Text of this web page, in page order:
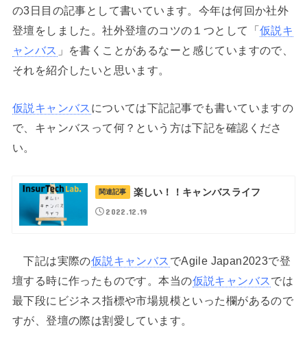
の3日目の記事として書いています。今年は何回か社外
登壇をしました。社外登壇のコツの１つとして「仮説キ
ャンバス 」を書くことがあるなーと感じていますので、
それを紹介したいと思います。
仮説キャンバス については下記記事でも書いていますの
で、キャンバスって何？という方は下記を確認くださ
い。
関連記事 楽しい！！キャンバスライフ
2022.12.19
下記は実際の仮説キャンバス でAgile Japan2023で登
壇する時に作ったものです。本当の仮説キャンバスでは
最下段にビジネス指標や市場規模といった欄があるので
すが、登壇の際は割愛しています。